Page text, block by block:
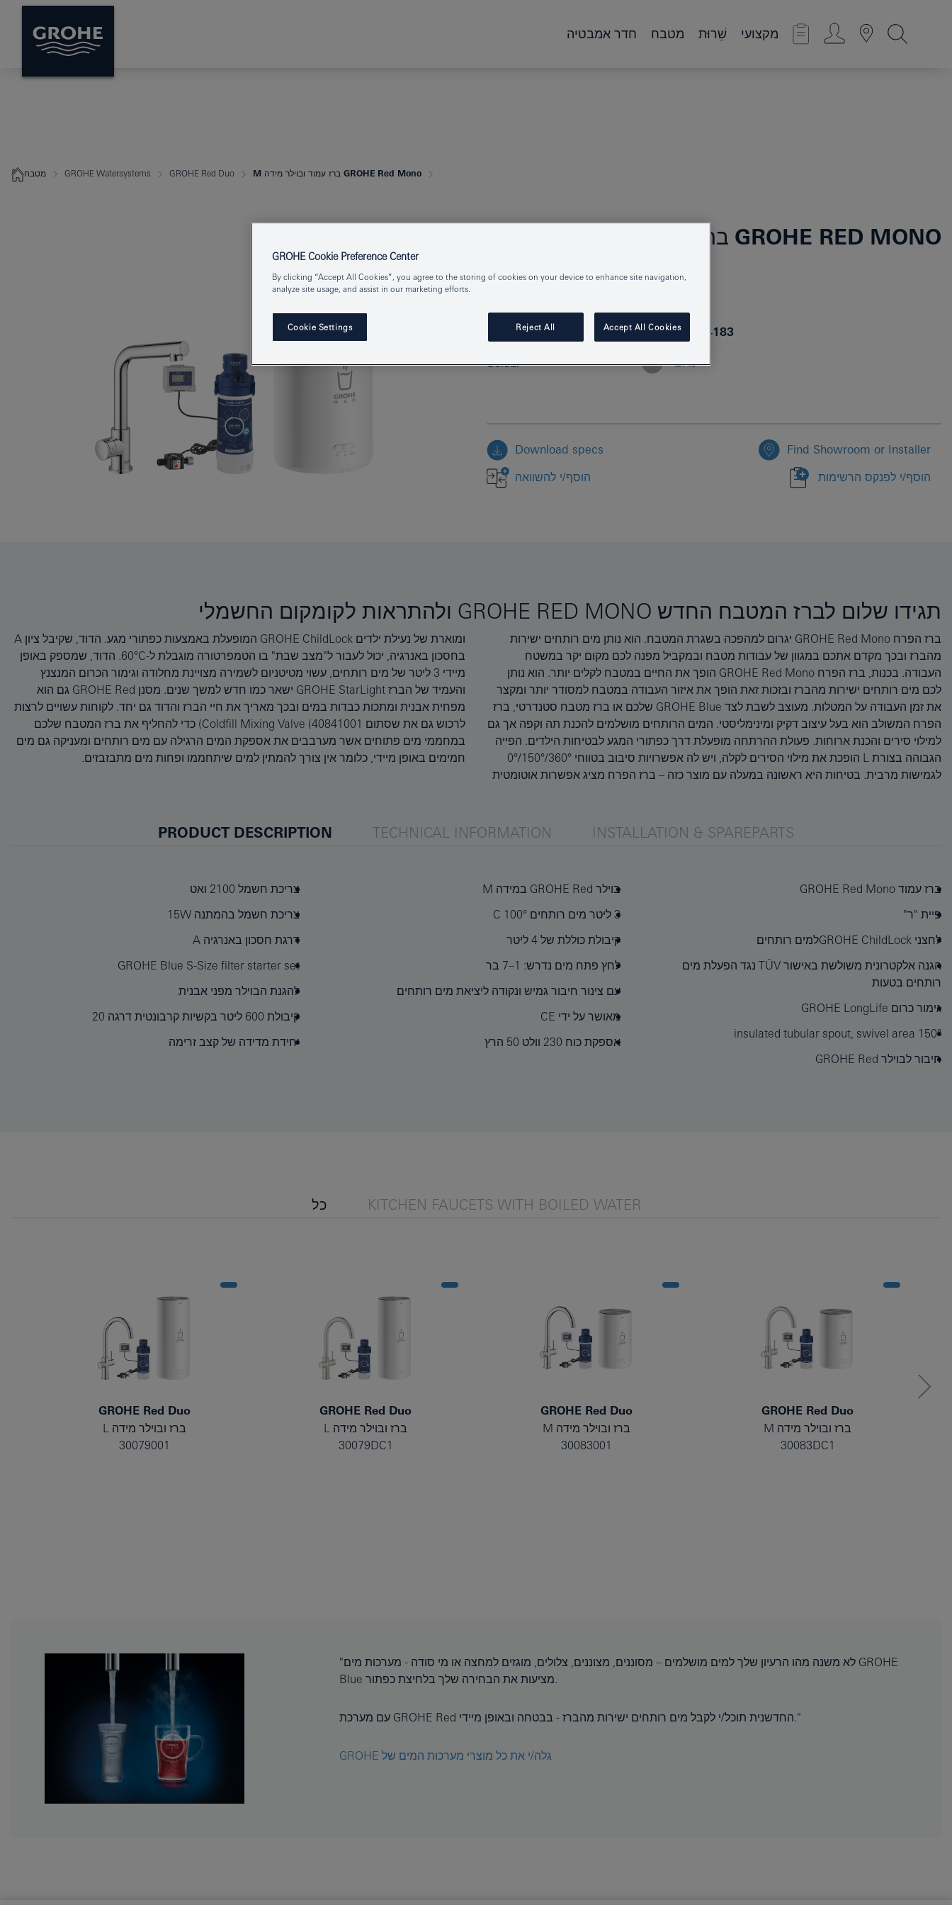
חדר אמבטיה מטבח שֵׁרוּת מקצועי
מטבח GROHE Watersystems GROHE Red Duo GROHE Red Mono ברז עמוד ובוילר מידה M
GROHE RED MONO ברז עמוד ובוילר מידה M
4005176414183
Colour כרום
Find Showroom or Installer
Download specs
הוסף/י לפנקס הרשימות הוסף/י להשוואה
תגידו שלום לברז המטבח החדש GROHE RED MONO ולהתראות לקומקום החשמלי
ברז הפרח GROHE Red Mono יגרום למהפכה בשגרת המטבח. הוא נותן מים רותחים ישירות
מהברז ובכך מקדם אתכם במגוון של עבודות מטבח ובמקביל מפנה לכם מקום יקר במשטח
העבודה. בכנות, ברז הפרח GROHE Red Mono הופך את החיים במטבח לקלים יותר. הוא נותן
לכם מים רותחים ישירות מהברז ובזכות זאת הופך את איזור העבודה במטבח למסודר יותר ומקצר
את זמן העבודה על המטלות. מעוצב לשבת לצד GROHE Blue שלכם או ברז מטבח סטנדרטי, ברז
הפרח המשולב הוא בעל עיצוב דקיק ומינימליסטי. המים הרותחים מושלמים להכנת תה וקפה אך גם
למילוי סירים והכנת ארוחות. פעולת ההרתחה מופעלת דרך כפתורי המגע לבטיחות הילדים. הפייה
הגבוהה בצורת L הופכת את מילוי הסירים לקלה, ויש לה אפשרויות סיבוב בטווחי 0°/150°/360°
לגמישות מרבית. בטיחות היא ראשונה במעלה עם מוצר כזה – ברז הפרח מציג אפשרות אוטומטית
ומוארת של נעילת ילדים GROHE ChildLock המופעלת באמצעות כפתורי מגע. הדוד, שקיבל ציון A
בחסכון באנרגיה, יכול לעבור ל"מצב שבת" בו הטמפרטורה מוגבלת ל-60°C. הדוד, שמספק באופן
מיידי 3 ליטר של מים רותחים, עשוי מטיטניום לשמירה מצויינת מחלודה וגימור הכרום המנצנץ
והעמיד של הברז GROHE StarLight ישאר כמו חדש למשך שנים. מסנן GROHE Red גם הוא
מפחית אבנית ומתכות כבדות במים ובכך מאריך את חיי הברז והדוד גם יחד. לקוחות עשויים לרצות
לרכוש גם את שסתום Coldfill Mixing Valve (40841001) כדי להחליף את ברז המטבח שלכם
במחממי מים פתוחים אשר מערבבים את אספקת המים הרגילה עם מים רותחים ומעניקה גם מים
חמימים באופן מיידי, כלומר אין צורך להמתין למים שיתחממו ופחות מים מתבזבזים.
PRODUCT DESCRIPTION TECHNICAL INFORMATION INSTALLATION & SPAREPARTS
ברז עמוד GROHE Red Mono‏
פיית "ר"
לחצני GROHE ChildLockלמים רותחים
הגנה אלקטרונית משולשת באישור TÜV נגד הפעלת מים
רותחים בטעות
גימור כרום GROHE LongLife
insulated tubular spout, swivel area 150°
חיבור לבוילר GROHE Red
בוילר GROHE Red במידה M
3 ליטר מים רותחים 100° C
קיבולת כוללת של 4 ליטר
לחץ פתח מים נדרש: 1–7 בר
עם צינור חיבור גמיש ונקודה ליציאת מים רותחים
מאושר על ידי CE
אספקת כוח 230 וולט 50 הרץ
צריכת חשמל 2100 ואט
צריכת חשמל בהמתנה 15W
דרגת חסכון באנרגיה A
GROHE Blue S-Size filter starter set
להגנת הבוילר מפני אבנית
קיבולת 600 ליטר בקשיות קרבונטית דרגה 20
יחידת מדידה של קצב זרימה
כל KITCHEN FAUCETS WITH BOILED WATER
GROHE Red Duo
ברז ובוילר מידה L
30079001
GROHE Red Duo
ברז ובוילר מידה L
30079DC1
GROHE Red Duo
ברז ובוילר מידה M
30083001
GROHE Red Duo
ברז ובוילר מידה M
30083DC1
"לא משנה מהו הרעיון שלך למים מושלמים – מסוננים, מצוננים, צלולים, מוגזים למחצה או מי סודה - מערכות מים GROHE
Blue מציעות את הבחירה שלך בלחיצת כפתור.
עם מערכת GROHE Red החדשנית תוכל/י לקבל מים רותחים ישירות מהברז - בבטחה ובאופן מיידי."
גלה/י את כל מוצרי מערכות המים של GROHE
GROHE Cookie Preference Center
By clicking “Accept All Cookies”, you agree to the storing of cookies on your device to enhance site navigation,
analyze site usage, and assist in our marketing efforts.
Cookie Settings Reject All Accept All Cookies